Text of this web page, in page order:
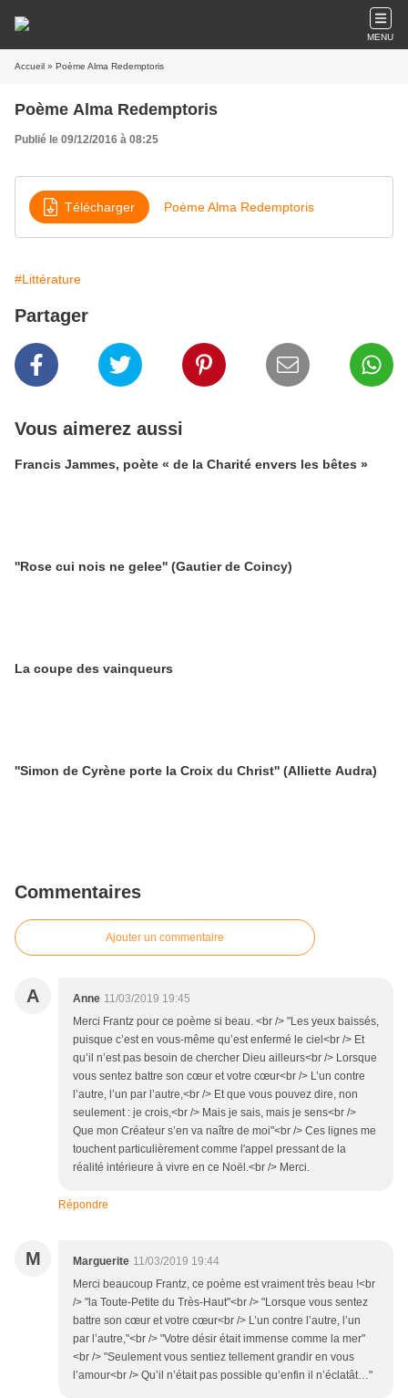
MENU
Accueil » Poème Alma Redemptoris
Poème Alma Redemptoris
Publié le 09/12/2016 à 08:25
Télécharger Poème Alma Redemptoris
#Littérature
Partager
Vous aimerez aussi
Francis Jammes, poète « de la Charité envers les bêtes »
''Rose cui nois ne gelee'' (Gautier de Coincy)
La coupe des vainqueurs
''Simon de Cyrène porte la Croix du Christ'' (Alliette Audra)
Commentaires
Ajouter un commentaire
A Anne 11/03/2019 19:45
Merci Frantz pour ce poème si beau. <br /> "Les yeux baissés,
puisque c’est en vous-même qu’est enfermé le ciel<br /> Et
qu’il n’est pas besoin de chercher Dieu ailleurs<br /> Lorsque
vous sentez battre son cœur et votre cœur<br /> L’un contre
l’autre, l’un par l’autre,<br /> Et que vous pouvez dire, non
seulement : je crois,<br /> Mais je sais, mais je sens<br />
Que mon Créateur s’en va naître de moi"<br /> Ces lignes me
touchent particulièrement comme l'appel pressant de la
réalité intérieure à vivre en ce Noël.<br /> Merci.
Répondre
M Marguerite 11/03/2019 19:44
Merci beaucoup Frantz, ce poème est vraiment très beau !<br
/> "la Toute-Petite du Très-Haut"<br /> "Lorsque vous sentez
battre son cœur et votre cœur<br /> L’un contre l’autre, l’un
par l’autre,"<br /> "Votre désir était immense comme la mer"
<br /> "Seulement vous sentiez tellement grandir en vous
l’amour<br /> Qu’il n’était pas possible qu’enfin il n’éclatât…"